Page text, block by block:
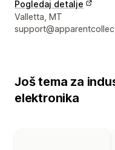
Pogledaj detalje
Podaci za kontakt
Valletta, MT
Još tema za
elektronika